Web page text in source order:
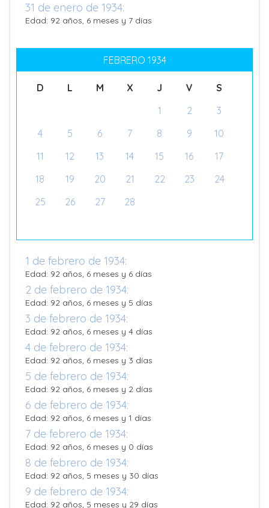
31 de enero de 1934:
Edad: 92 años, 6 meses y 7 días
FEBRERO 1934
D L M X J V
S
1
2
3
4
5 6 7 8 9
10
11
12 13 14 15 16
17
18
19 20 21 22 23
24
25
26 27 28
1 de febrero de 1934:
Edad: 92 años, 6 meses y 6 días
2 de febrero de 1934:
Edad: 92 años, 6 meses y 5 días
3 de febrero de 1934:
Edad: 92 años, 6 meses y 4 días
4 de febrero de 1934:
Edad: 92 años, 6 meses y 3 días
5 de febrero de 1934:
Edad: 92 años, 6 meses y 2 días
6 de febrero de 1934:
Edad: 92 años, 6 meses y 1 días
7 de febrero de 1934:
Edad: 92 años, 6 meses y 0 días
8 de febrero de 1934:
Edad: 92 años, 5 meses y 30 días
9 de febrero de 1934:
Edad: 92 años, 5 meses y 29 días